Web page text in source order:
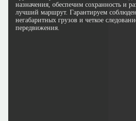
назначения, обеспечим сохранность и
лучший маршрут. Гарантируем
негабаритных грузов и четкое
передвижения.